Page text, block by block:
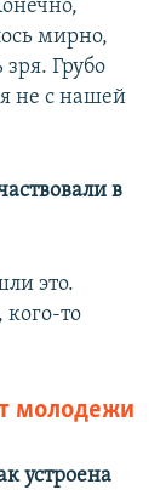
мирно,
Грубо
не с нашей
в
это.
кого-то
молодежи
устроена